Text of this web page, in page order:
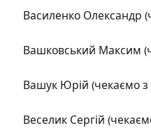
Василенко Олександр
Вашковський Максим
Вашук Юрій (чекаємо
Веселик Сергій